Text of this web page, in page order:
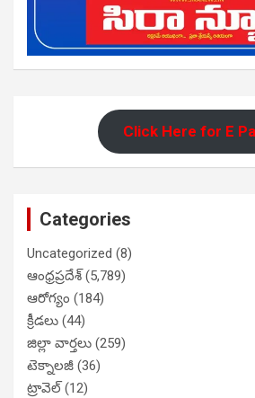
Click Here for E
Categories
Uncategorized (8)
ఆంధ్రప్రదేశ్(5,789)
ఆరోగ్యం (184)
క్రీడలు (44)
జిల్లా వార్తలు (259)
టెక్నాలజీ (36)
ట్రావెల్(12)